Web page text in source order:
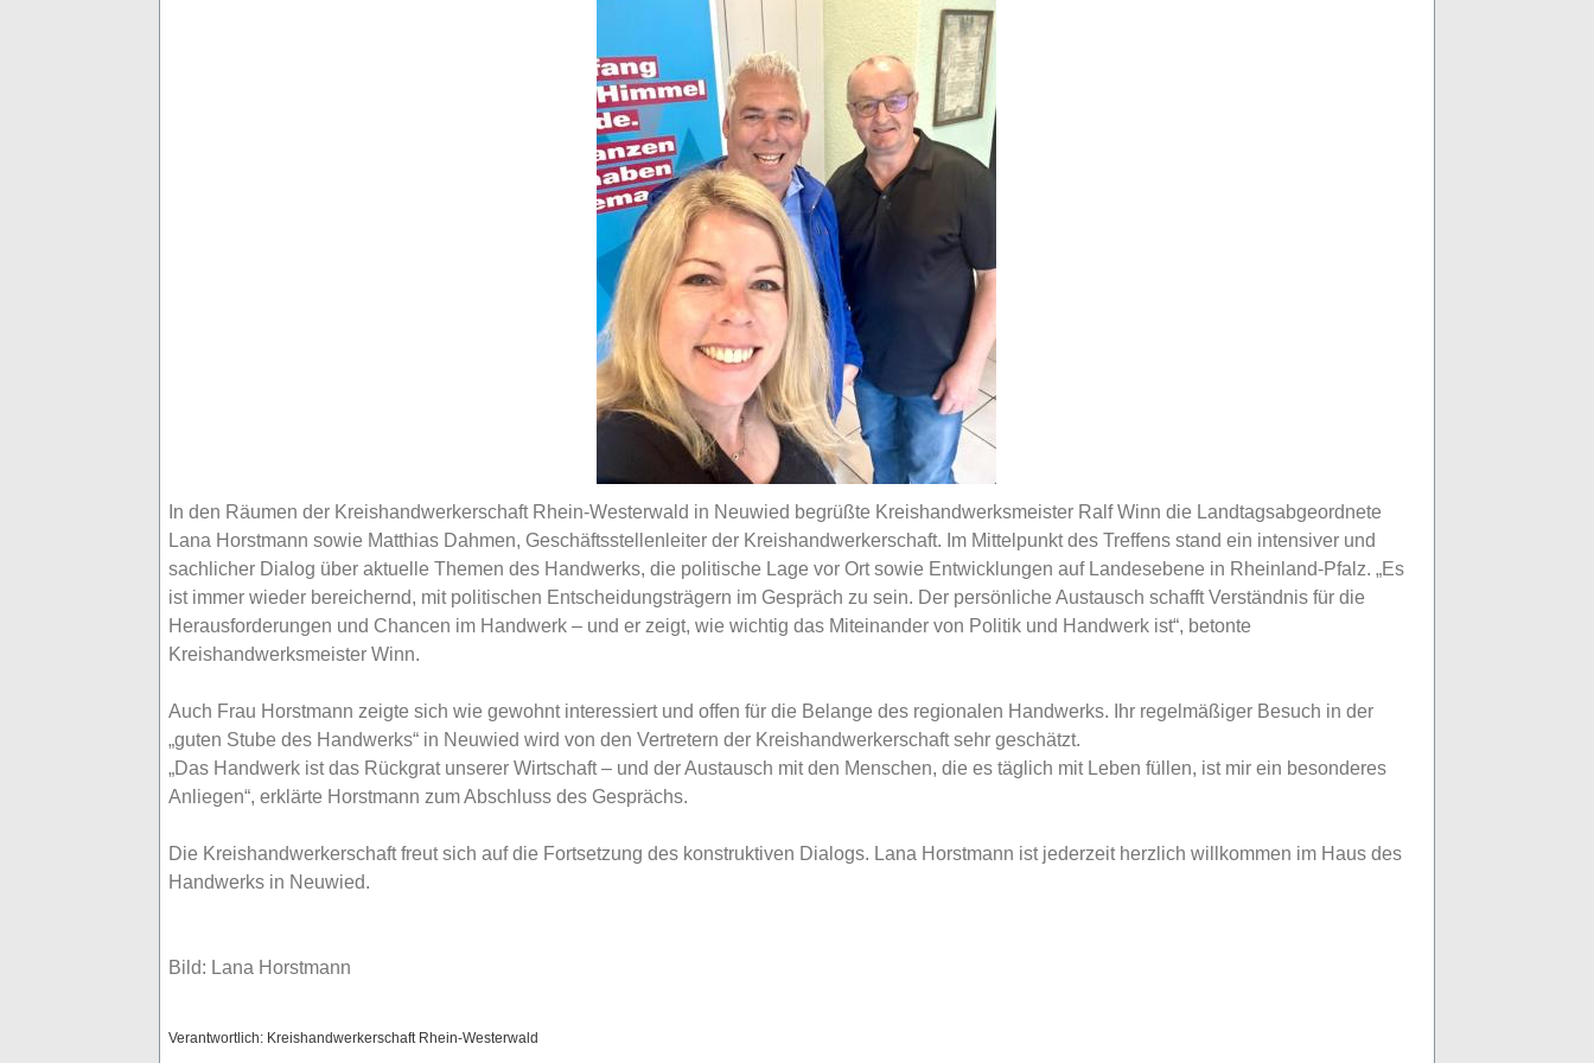
In den Räumen der Kreishandwerkerschaft Rhein-Westerwald in Neuwied begrüßte Kreishandwerksmeister Ralf Winn die Landtagsabgeordnete
Lana Horstmann sowie Matthias Dahmen, Geschäftsstellenleiter der Kreishandwerkerschaft. Im Mittelpunkt des Treffens stand ein intensiver und
sachlicher Dialog über aktuelle Themen des Handwerks, die politische Lage vor Ort sowie Entwicklungen auf Landesebene in Rheinland-Pfalz. „Es
ist immer wieder bereichernd, mit politischen Entscheidungsträgern im Gespräch zu sein. Der persönliche Austausch schafft Verständnis für die
Herausforderungen und Chancen im Handwerk – und er zeigt, wie wichtig das Miteinander von Politik und Handwerk ist“, betonte
Kreishandwerksmeister Winn.
Auch Frau Horstmann zeigte sich wie gewohnt interessiert und offen für die Belange des regionalen Handwerks. Ihr regelmäßiger Besuch in der
„guten Stube des Handwerks“ in Neuwied wird von den Vertretern der Kreishandwerkerschaft sehr geschätzt.
„Das Handwerk ist das Rückgrat unserer Wirtschaft – und der Austausch mit den Menschen, die es täglich mit Leben füllen, ist mir ein besonderes
Anliegen“, erklärte Horstmann zum Abschluss des Gesprächs.
Die Kreishandwerkerschaft freut sich auf die Fortsetzung des konstruktiven Dialogs. Lana Horstmann ist jederzeit herzlich willkommen im Haus des
Handwerks in Neuwied.
Bild: Lana Horstmann
Verantwortlich: Kreishandwerkerschaft Rhein-Westerwald